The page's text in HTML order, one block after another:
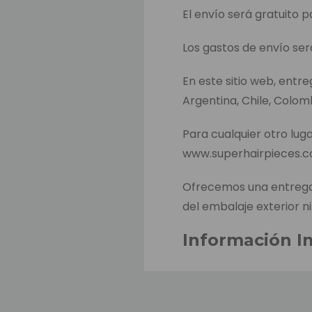
El envío será gratuito
Los gastos de envío
En este sitio web,
Argentina, Chile,
Para cualquier otro
Ofrecemos una
del embalaje exterior
Información